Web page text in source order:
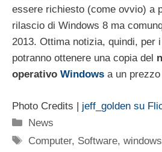
essere richiesto (come ovvio) a
rilascio di Windows 8 ma
2013. Ottima notizia, quindi, per
potranno ottenere una copia del
operativo Windows a un
Photo Credits | jeff_golden su
Categorie
News
Tag
Computer, Software,windows